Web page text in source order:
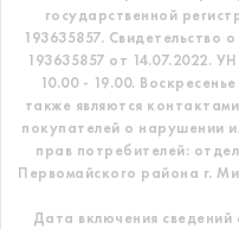
государственной
193635857. Свидетельство
193635857 от 14.07.2022.
10.00 - 19.00.
также являются
покупателей о нарушении
прав потребителей:
Первомайского района г.
Дата включения